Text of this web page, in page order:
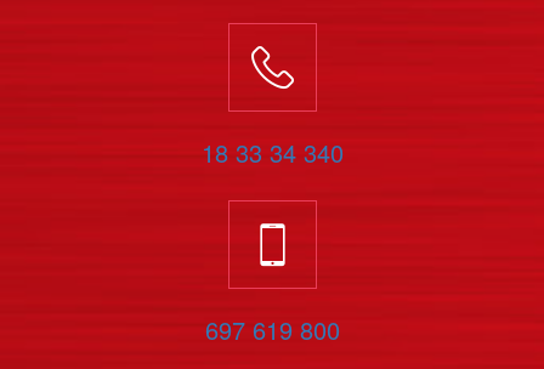
18 33 34 340
697 619 800